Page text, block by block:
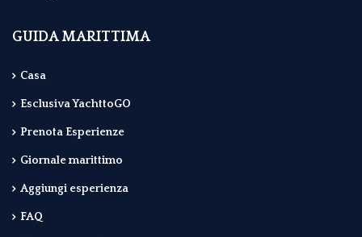
GUIDA MARITTIMA
Casa
Esclusiva YachttoGO
Prenota Esperienze
Giornale marittimo
Aggiungi esperienza
FAQ